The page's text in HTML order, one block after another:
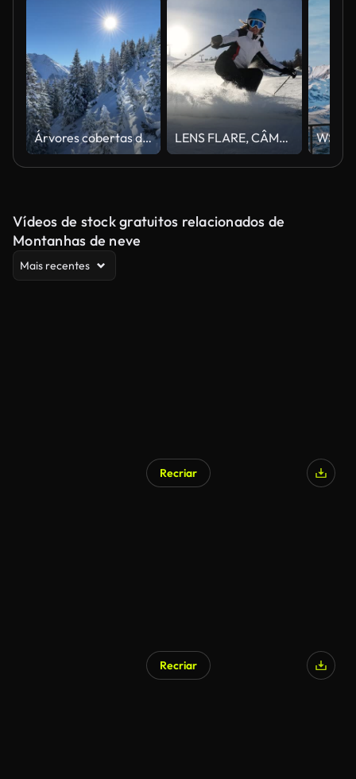
Árvores cobertas de neve e neve em pó em estação de esqui LENS FLARE, CÂMERA LENTA Esquiador recreativo pulveriza neve enquanto esquia na pista de esqui
Vídeos de stock gratuitos relacionados de
Montanhas de neve
Mais recentes
Recriar
Recriar